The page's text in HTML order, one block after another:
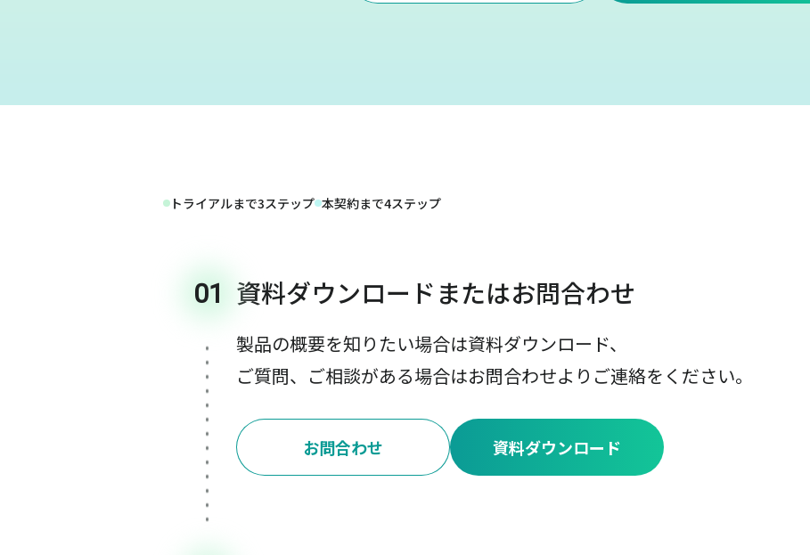
トライアルまで3ステップ 本契約まで4ステップ
01 資料ダウンロードまたはお問合わせ
製品の概要を知りたい場合は資料ダウンロード、
ご質問、ご相談がある場合はお問合わせよりご連絡をください。
お問合わせ 資料ダウンロード